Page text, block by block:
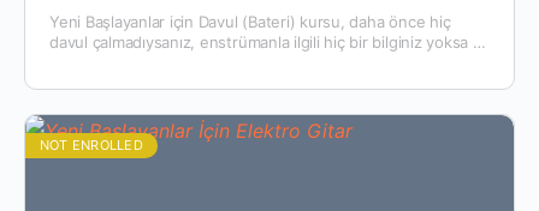
Yeni Başlayanlar için Davul (Bateri) kursu, daha önce hiç
davul çalmadıysanız, enstrümanla ilgili hiç bir bilginiz yoksa ya
NOT ENROLLED